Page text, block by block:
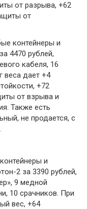
от разрыва, +62
от
контейнеры и
4470 рублей,
кабеля, 16
веса дает +4
+72
от взрыва и
Также есть
не продается, с
и
2 за 3390 рублей,
9 медной
10 срачников. При
вес, +64